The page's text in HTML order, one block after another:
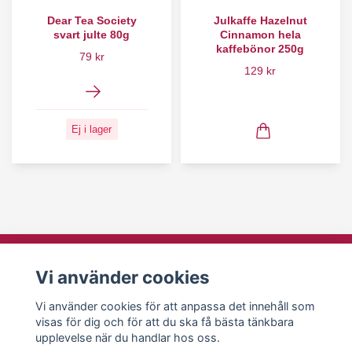
Dear Tea Society
svart julte 80g
79 kr
Ej i lager
Julkaffe Hazelnut
Cinnamon hela
kaffebönor 250g
129 kr
Kontakt
Bästa Julkaffe 2025
Vi använder cookies
Vi använder cookies för att anpassa det innehåll som
visas för dig och för att du ska få bästa tänkbara
upplevelse när du handlar hos oss.